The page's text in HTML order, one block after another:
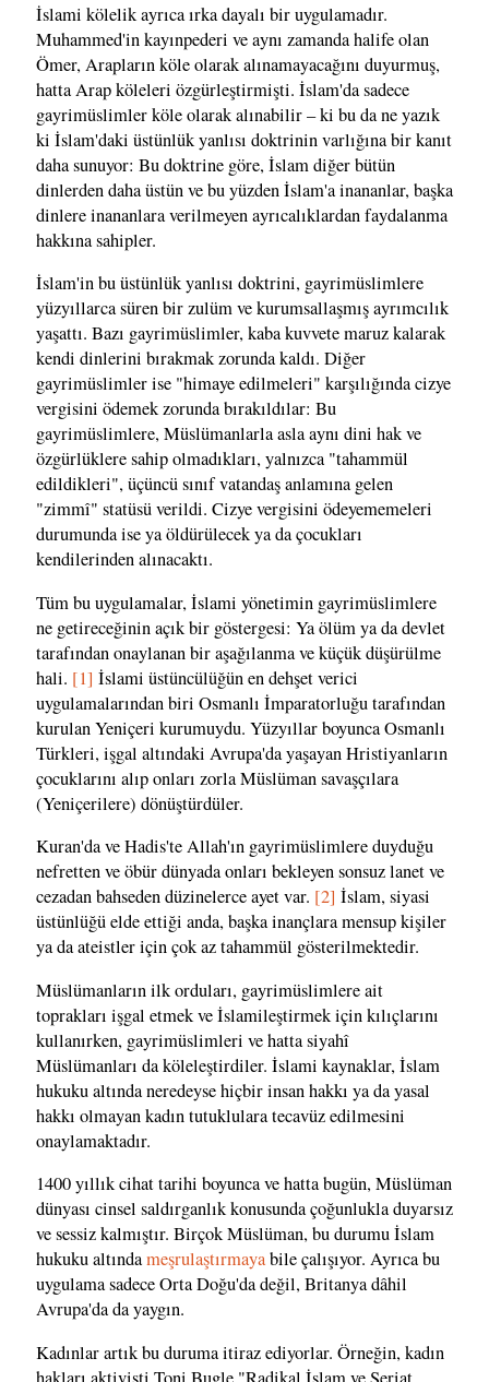
İslami kölelik ayrıca ırka dayalı bir uygulamadır.
Muhammed'in kayınpederi ve aynı zamanda halife olan
Ömer, Arapların köle olarak alınamayacağını duyurmuş,
hatta Arap köleleri özgürleştirmişti. İslam'da sadece
gayrimüslimler köle olarak alınabilir – ki bu da ne yazık
ki İslam'daki üstünlük yanlısı doktrinin varlığına bir kanıt
daha sunuyor: Bu doktrine göre, İslam diğer bütün
dinlerden daha üstün ve bu yüzden İslam'a inananlar, başka
dinlere inananlara verilmeyen ayrıcalıklardan faydalanma
hakkına sahipler.
İslam'in bu üstünlük yanlısı doktrini, gayrimüslimlere
yüzyıllarca süren bir zulüm ve kurumsallaşmış ayrımcılık
yaşattı. Bazı gayrimüslimler, kaba kuvvete maruz kalarak
kendi dinlerini bırakmak zorunda kaldı. Diğer
gayrimüslimler ise "himaye edilmeleri" karşılığında cizye
vergisini ödemek zorunda bırakıldılar: Bu
gayrimüslimlere, Müslümanlarla asla aynı dini hak ve
özgürlüklere sahip olmadıkları, yalnızca "tahammül
edildikleri", üçüncü sınıf vatandaş anlamına gelen
"zimmî" statüsü verildi. Cizye vergisini ödeyememeleri
durumunda ise ya öldürülecek ya da çocukları
kendilerinden alınacaktı.
Tüm bu uygulamalar, İslami yönetimin gayrimüslimlere
ne getireceğinin açık bir göstergesi: Ya ölüm ya da devlet
tarafından onaylanan bir aşağılanma ve küçük düşürülme
hali. [1] İslami üstüncülüğün en dehşet verici
uygulamalarından biri Osmanlı İmparatorluğu tarafından
kurulan Yeniçeri kurumuydu. Yüzyıllar boyunca Osmanlı
Türkleri, işgal altındaki Avrupa'da yaşayan Hristiyanların
çocuklarını alıp onları zorla Müslüman savaşçılara
(Yeniçerilere) dönüştürdüler.
Kuran'da ve Hadis'te Allah'ın gayrimüslimlere duyduğu
nefretten ve öbür dünyada onları bekleyen sonsuz lanet ve
cezadan bahseden düzinelerce ayet var. [2] İslam, siyasi
üstünlüğü elde ettiği anda, başka inançlara mensup kişiler
ya da ateistler için çok az tahammül gösterilmektedir.
Müslümanların ilk orduları, gayrimüslimlere ait
toprakları işgal etmek ve İslamileştirmek için kılıçlarını
kullanırken, gayrimüslimleri ve hatta siyahî
Müslümanları da köleleştirdiler. İslami kaynaklar, İslam
hukuku altında neredeyse hiçbir insan hakkı ya da yasal
hakkı olmayan kadın tutuklulara tecavüz edilmesini
onaylamaktadır.
1400 yıllık cihat tarihi boyunca ve hatta bugün, Müslüman
dünyası cinsel saldırganlık konusunda çoğunlukla duyarsız
ve sessiz kalmıştır. Birçok Müslüman, bu durumu İslam
hukuku altındameşrulaştırmayabile çalışıyor. Ayrıca bu
uygulama sadece Orta Doğu'da değil, Britanya dâhil
Avrupa'da da yaygın.
Kadınlar artık bu duruma itiraz ediyorlar. Örneğin, kadın